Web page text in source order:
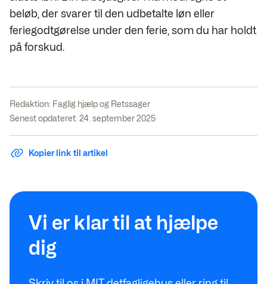
beløb, der svarer til den udbetalte løn eller
feriegodtgørelse under den ferie, som du har holdt
på forskud.
Redaktion: Faglig hjælp og Retssager
Senest opdateret: 24. september 2025
Kopier link til artikel
Vi er klar til at hjælpe
dig